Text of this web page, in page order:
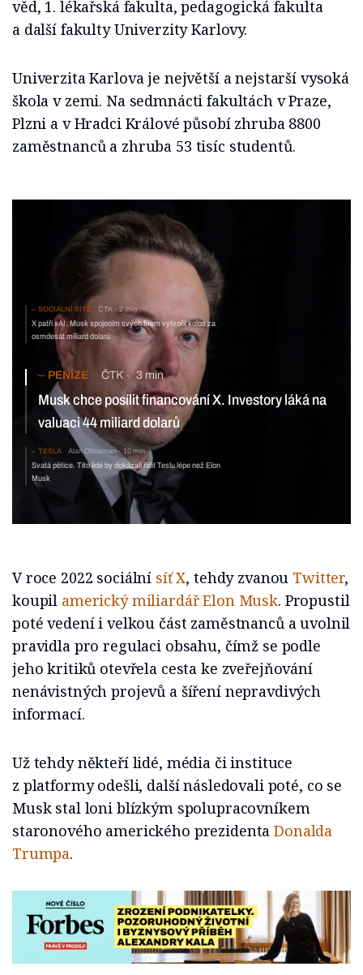
věd, 1. lékařská fakulta, pedagogická fakulta
a další fakulty Univerzity Karlovy.
Univerzita Karlova je největší a nejstarší vysoká
škola v zemi. Na sedmnácti fakultách v Praze,
Plzni a v Hradci Králové působí zhruba 8800
zaměstnanců a zhruba 53 tisíc studentů.
SOCIÁLNÍ SÍTĚ ČTK 2 min
X patří xAI. Musk spojením svých firem vytvořil kolos za
osmdesát miliard dolarů
PENÍZE ČTK 3 min
Musk chce posílit financování X. Investory láká na
valuaci 44 miliard dolarů
TESLA Alan Ohnsman 10 min
Svatá pětice. Tito lidé by dokázali řídit Teslu lépe než Elon
Musk
V roce 2022 sociální síť X, tehdy zvanou Twitter,
koupil americký miliardář Elon Musk. Propustil
poté vedení i velkou část zaměstnanců a uvolnil
pravidla pro regulaci obsahu, čímž se podle
jeho kritiků otevřela cesta ke zveřejňování
nenávistných projevů a šíření nepravdivých
informací.
Už tehdy někteří lidé, média či instituce
z platformy odešli, další následovali poté, co se
Musk stal loni blízkým spolupracovníkem
staronového amerického prezidentaDonalda
Trumpa.